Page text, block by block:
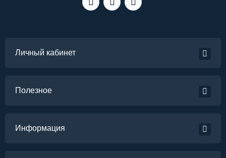
Личный кабинет
Полезное
Информация